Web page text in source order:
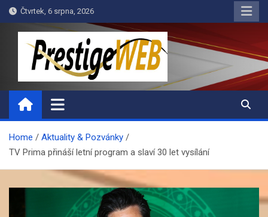
Skip
to
Čtvrtek, 6 srpna, 2026
PrestigeWEB
Home
Aktuality & Pozvánky
TV Prima přináší letní program a slaví 30 let vysílání